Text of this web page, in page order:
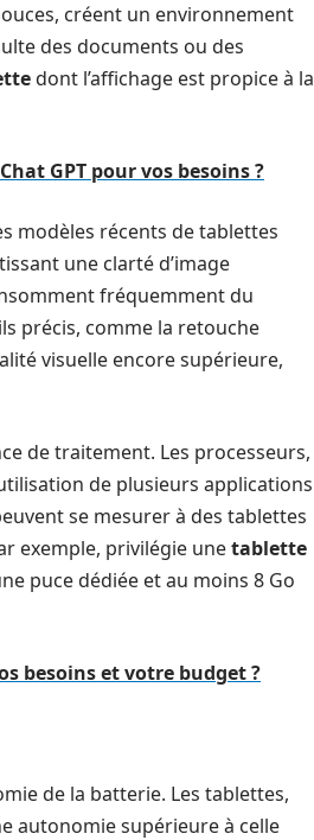
créent un environnement
des documents ou des
dont l’affichage est propice à la
GPT pour vos besoins ?
modèles récents de tablettes
une clarté d’image
fréquemment du
précis, comme la retouche
visuelle encore supérieure,
de traitement. Les processeurs,
de plusieurs applications
se mesurer à des tablettes
exemple, privilégie unetablette
puce dédiée et au moins 8 Go
besoins et votre budget ?
de la batterie. Les tablettes,
autonomie supérieure à celle